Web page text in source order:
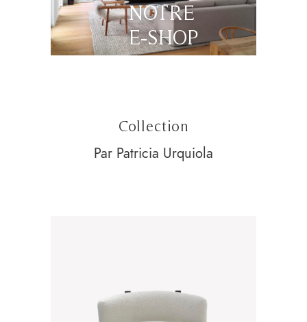
NOTRE
E‑SHOP
Collection
Par Patricia Urquiola